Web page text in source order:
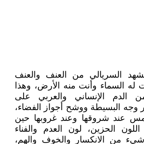
السريالي من العنف والعنف
له السماء وأنت منه الأرض، وهذا
من الدم الإنساني والعربي على
البسيطة ووشح أجواز الفضاء،
عند شروقها وعند غروبها حين
الحزين، لون العدم والفناء
من الانكسار والخوف والهم،